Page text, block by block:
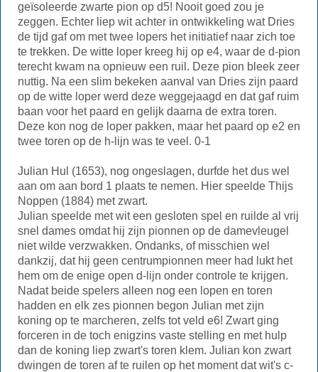
geïsoleerde zwarte pion op d5! Nooit goed zou je
zeggen. Echter liep wit achter in ontwikkeling wat Dries
de tijd gaf om met twee lopers het initiatief naar zich toe
te trekken. De witte loper kreeg hij op e4, waar de d-pion
terecht kwam na opnieuw een ruil. Deze pion bleek zeer
nuttig. Na een slim bekeken aanval van Dries zijn paard
op de witte loper werd deze weggejaagd en dat gaf ruim
baan voor het paard en gelijk daarna de extra toren.
Deze kon nog de loper pakken, maar het paard op e2 en
twee toren op de h-lijn was te veel. 0-1
Julian Hul (1653), nog ongeslagen, durfde het dus wel
aan om aan bord 1 plaats te nemen. Hier speelde Thijs
Noppen (1884) met zwart.
Julian speelde met wit een gesloten spel en ruilde al vrij
snel dames omdat hij zijn pionnen op de damevleugel
niet wilde verzwakken. Ondanks, of misschien wel
dankzij, dat hij geen centrumpionnen meer had lukt het
hem om de enige open d-lijn onder controle te krijgen.
Nadat beide spelers alleen nog een lopen en toren
hadden en elk zes pionnen begon Julian met zijn
koning op te marcheren, zelfs tot veld e6! Zwart ging
forceren in de toch enigzins vaste stelling en met hulp
dan de koning liep zwart's toren klem. Julian kon zwart
dwingen de toren af te ruilen op het moment dat wit's c-